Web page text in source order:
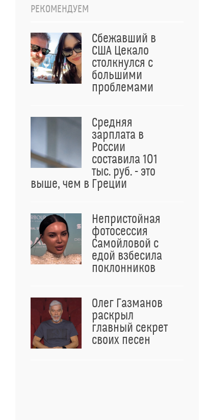
РЕКОМЕНДУЕМ
Сбежавший в
США Цекало
столкнулся с
большими
проблемами
Средняя
зарплата в
России
составила 101
тыс. руб. - это
выше, чем в Греции
Непристойная
фотосессия
Самойловой с
едой взбесила
поклонников
Олег Газманов
раскрыл
главный секрет
своих песен